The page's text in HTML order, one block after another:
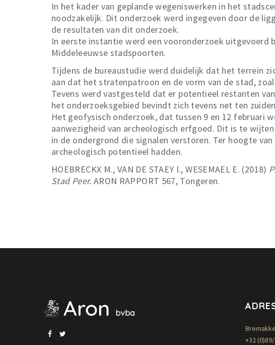
In het kader van geplande wegeniswerken in het
noodzakelijk. Dit onderzoek werd ingegeven door de
de resultaten van dit onderzoek.
In eerste instantie werd een vooronderzoek uitgevoerd
Middeleeuwse stadspoorten.
Tijdens de bureaustudie werd duidelijk dat het terrein
aan dat het stratenpatroon en de vorm van de stad,
Tevens werd vastgesteld dat er potentieel restanten
het onderzoeksgebied bevindt zich tevens net ten
Het geofysisch onderzoek, dat tussen 9 en 12 februari
aanwezigheid van archeologisch erfgoed. Dit is te
in de ondergrond die signalen verstoren. Ter hoogte
archeologisch potentieel hadden.
HOEBRECKX M., VAN DE STAEY I., WESEMAEL E. (2018)
Stad Peer. ARON RAPPORT 567, Tongeren.
+32